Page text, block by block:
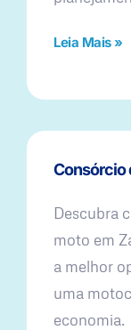
Leia Mais »
Consórcio
Descubra
moto em
a melhor
uma
economia.